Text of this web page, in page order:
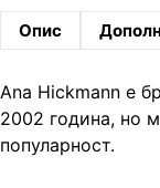
Опис
Ana Hickmann е
2002 година, но
популарност.